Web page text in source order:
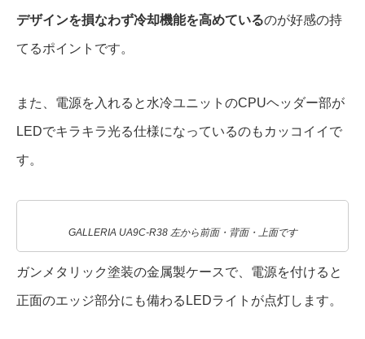
デザインを損なわず冷却機能を高めているのが好感の持
てるポイントです。
また、電源を入れると水冷ユニットのCPUヘッダー部が
LEDでキラキラ光る仕様になっているのもカッコイイで
す。
GALLERIA UA9C-R38 左から前面・背面・上面です
ガンメタリック塗装の金属製ケースで、電源を付けると
正面のエッジ部分にも備わるLEDライトが点灯します。